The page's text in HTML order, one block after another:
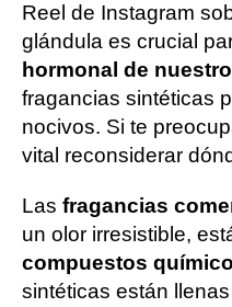
Reel de Instagram
glándula es crucial
hormonal de
fragancias sintéticas
nocivos. Si te
vital reconsiderar
Las fragancias
un olor irresistible,
compuestos
sintéticas están